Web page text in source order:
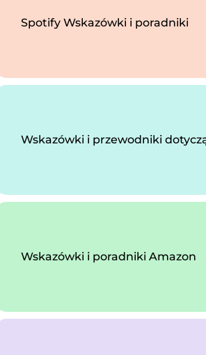
Spotify Wskazówki i poradniki
Wskazówki i przewodniki
Wskazówki i poradniki Amazon